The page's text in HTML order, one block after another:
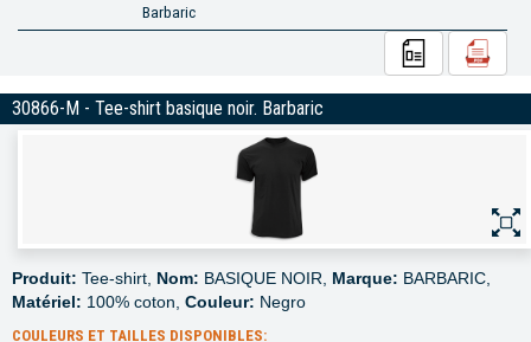
Barbaric
30866-M - Tee-shirt basique noir. Barbaric
Produit: Tee-shirt, Nom: BASIQUE NOIR, Marque: BARBARIC,
Matériel: 100% coton, Couleur: Negro
COULEURS ET TAILLES DISPONIBLES: